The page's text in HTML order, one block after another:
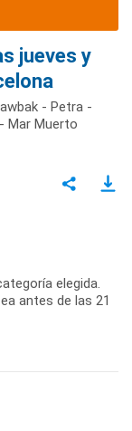
jueves y
- Petra -
Mar Muerto
elegida.
antes de las 21